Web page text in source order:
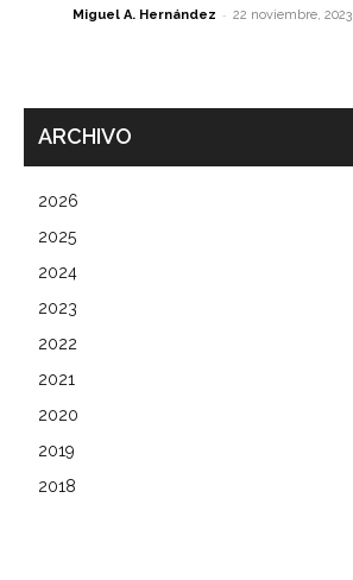
Miguel A. Hernández - 22 noviembre, 2023
ARCHIVO
2026
2025
2024
2023
2022
2021
2020
2019
2018